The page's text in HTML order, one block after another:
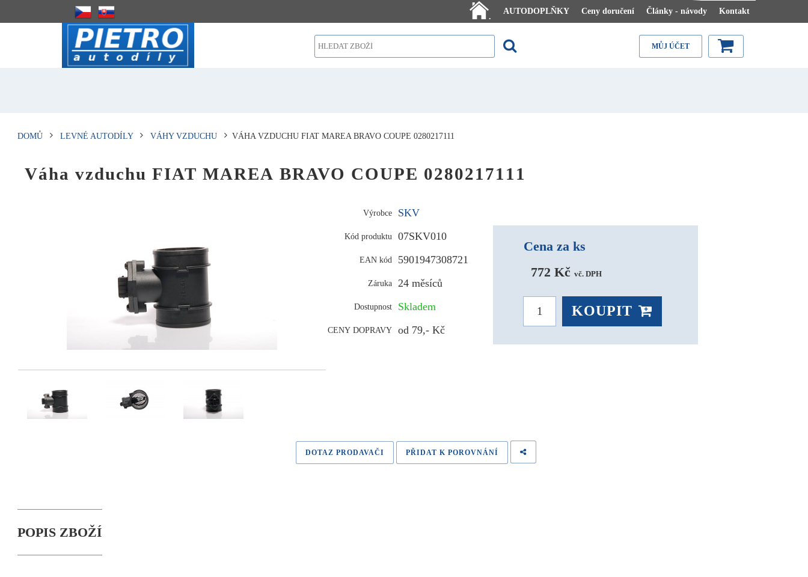
.
AUTODOPLŇKY Ceny doručení Články - návody Kontakt
MŮJ ÚČET
DOMŮ LEVNÉ AUTODÍLY VÁHY VZDUCHU VÁHA VZDUCHU FIAT MAREA BRAVO COUPE 0280217111
Váha vzduchu FIAT MAREA BRAVO COUPE 0280217111
Výrobce SKV
Kód produktu 07SKV010
EAN kód 5901947308721
Záruka 24 měsíců
Dostupnost Skladem
CENY DOPRAVY od 79,- Kč
Cena za ks
772 Kč vč. DPH
KOUPIT
DOTAZ PRODAVAČI PŘIDAT K POROVNÁNÍ
POPIS ZBOŽÍ